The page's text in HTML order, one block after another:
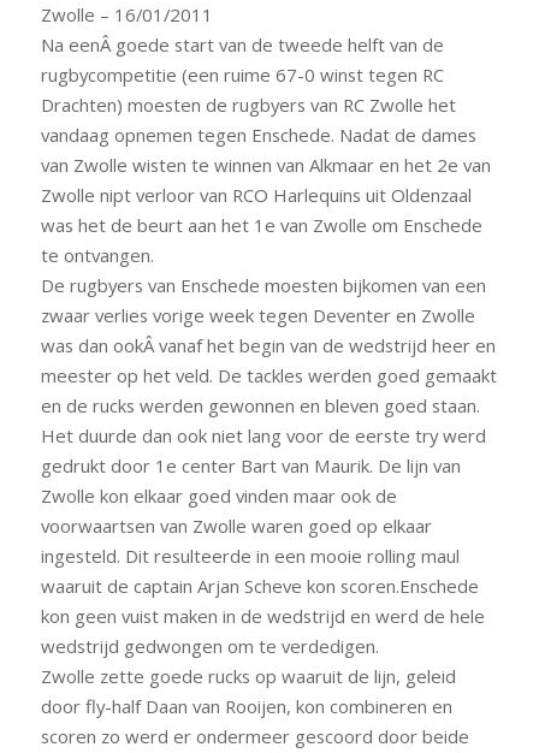
Zwolle – 16/01/2011
Na eenÂ goede start van de tweede helft van de
rugbycompetitie (een ruime 67-0 winst tegen RC
Drachten) moesten de rugbyers van RC Zwolle het
vandaag opnemen tegen Enschede. Nadat de dames
van Zwolle wisten te winnen van Alkmaar en het 2e van
Zwolle nipt verloor van RCO Harlequins uit Oldenzaal
was het de beurt aan het 1e van Zwolle om Enschede
te ontvangen.
De rugbyers van Enschede moesten bijkomen van een
zwaar verlies vorige week tegen Deventer en Zwolle
was dan ookÂ vanaf het begin van de wedstrijd heer en
meester op het veld. De tackles werden goed gemaakt
en de rucks werden gewonnen en bleven goed staan.
Het duurde dan ook niet lang voor de eerste try werd
gedrukt door 1e center Bart van Maurik. De lijn van
Zwolle kon elkaar goed vinden maar ook de
voorwaartsen van Zwolle waren goed op elkaar
ingesteld. Dit resulteerde in een mooie rolling maul
waaruit de captain Arjan Scheve kon scoren.Enschede
kon geen vuist maken in de wedstrijd en werd de hele
wedstrijd gedwongen om te verdedigen.
Zwolle zette goede rucks op waaruit de lijn, geleid
door fly-half Daan van Rooijen, kon combineren en
scoren zo werd er ondermeer gescoord door beide